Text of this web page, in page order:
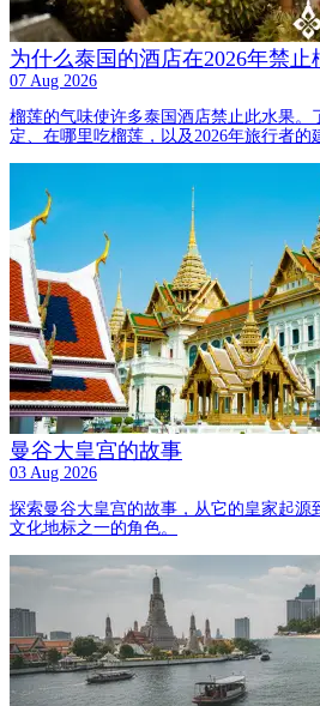
为什么泰国的酒店在2026年禁止
07 Aug 2026
榴莲的气味使许多泰国酒店禁止此水果。
定、在哪里吃榴莲，以及2026年旅行者的
曼谷大皇宫的故事
03 Aug 2026
探索曼谷大皇宫的故事，从它的皇家起源
文化地标之一的角色。